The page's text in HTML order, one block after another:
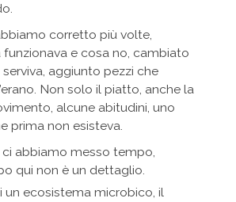
corretto più volte,
e cosa no, cambiato
aggiunto pezzi che
Non solo il piatto, anche la
alcune abitudini, uno
prima non esisteva.
abbiamo messo tempo,
qui non è un dettaglio.
un ecosistema microbico, il